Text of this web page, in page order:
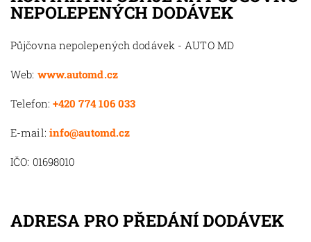
NEPOLEPENÝCH DODÁVEK
Půjčovna nepolepených dodávek - AUTO MD
Web: www.automd.cz
Telefon: +420 774 106 033
E-mail: info@automd.cz
IČO: 01698010
ADRESA PRO PŘEDÁNÍ DODÁVEK